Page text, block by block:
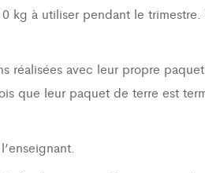
kg à utiliser pendant le
réalisées avec leur propre
que leur paquet de terre est